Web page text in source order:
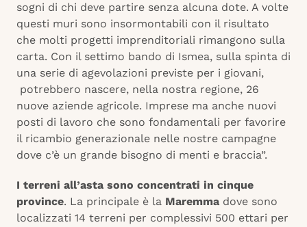
sogni di chi deve partire senza alcuna dote. A volte
questi muri sono insormontabili con il risultato
che molti progetti imprenditoriali rimangono sulla
carta. Con il settimo bando di Ismea, sulla spinta di
una serie di agevolazioni previste per i giovani,
potrebbero nascere, nella nostra regione, 26
nuove aziende agricole. Imprese ma anche nuovi
posti di lavoro che sono fondamentali per favorire
il ricambio generazionale nelle nostre campagne
dove c’è un grande bisogno di menti e braccia”.
I terreni all’asta sono concentrati in cinque
province. La principale è la Maremma dove sono
localizzati 14 terreni per complessivi 500 ettari per